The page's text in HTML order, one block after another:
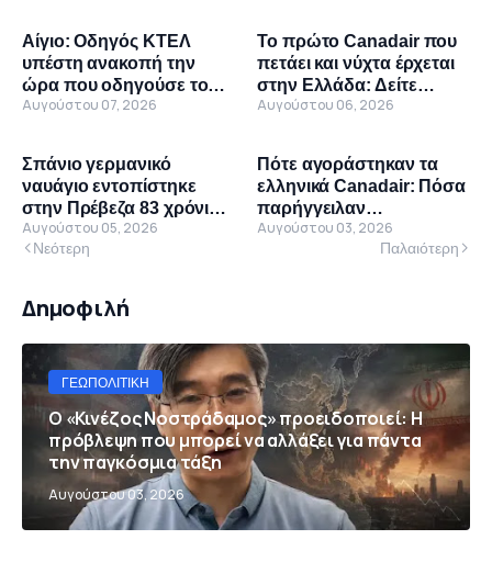
Αίγιο: Οδηγός ΚΤΕΛ
υπέστη ανακοπή την
ώρα που οδηγούσε το
λεωφορείο
Αυγούστου 07, 2026
Το πρώτο Canadair που
πετάει και νύχτα έρχεται
στην Ελλάδα: Δείτε
βίντεο από τη γραμμή
Αυγούστου 06, 2026
Σπάνιο γερμανικό
ναυάγιο εντοπίστηκε
στην Πρέβεζα 83 χρόνια
μετά – Θεωρείται
μοναδικό στον κόσμο
Αυγούστου 05, 2026
Πότε αγοράστηκαν τα
ελληνικά Canadair: Πόσα
παρήγγειλαν
Παπαδόπουλος και
Αυγούστου 03, 2026
Νεότερη Παλαιότερη
Δημοφιλή
ΓΕΩΠΟΛΙΤΙΚΉ
Ο «Κινέζος Νοστράδαμος» προειδοποιεί: Η
πρόβλεψη που μπορεί να αλλάξει για πάντα
την παγκόσμια τάξη
Αυγούστου 03, 2026